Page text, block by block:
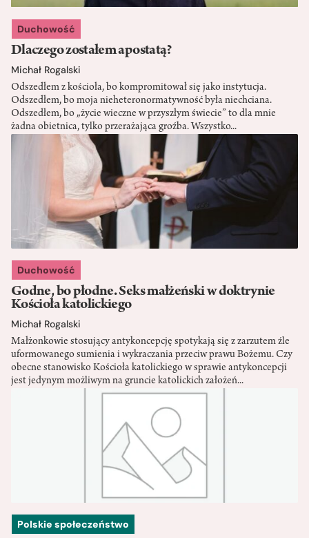
Duchowość
Dlaczego zostałem apostatą?
Michał Rogalski
Odszedłem z kościoła, bo kompromitował się jako instytucja.
Odszedłem, bo moja nieheteronormatywność była niechciana.
Odszedłem, bo „życie wieczne w przyszłym świecie” to dla mnie
żadna obietnica, tylko przerażająca groźba. Wszystko...
Duchowość
Godne, bo płodne. Seks małżeński w doktrynie
Kościoła katolickiego
Michał Rogalski
Małżonkowie stosujący antykoncepcję spotykają się z zarzutem źle
uformowanego sumienia i wykraczania przeciw prawu Bożemu. Czy
obecne stanowisko Kościoła katolickiego w sprawie antykoncepcji
jest jedynym możliwym na gruncie katolickich założeń...
Polskie społeczeństwo